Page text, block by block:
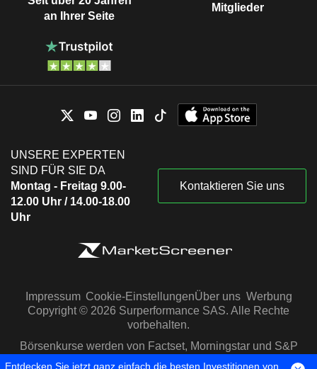
an Ihrer Seite
Mitglieder
UNSERE EXPERTEN
SIND FÜR SIE DA
Montag - Freitag 9.00-
12.00 Uhr / 14.00-18.00
Uhr
Kontaktieren Sie uns
Impressum Cookie-EinstellungenÜber uns Werbung
Copyright © 2026 Surperformance SAS. Alle Rechte
vorbehalten.
Börsenkurse werden von Factset, Morningstar und S&P
Capital IQ zur Verfügung gestellt
Entdecken Sie jetzt ganz einfach die besten Investitionen von